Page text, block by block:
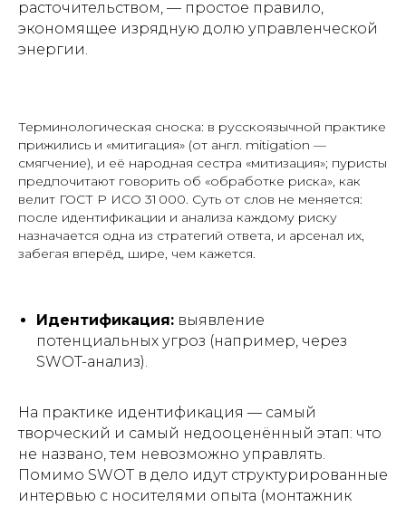
расточительством, — простое правило,
экономящее изрядную долю управленческой
энергии.
Терминологическая сноска: в русскоязычной практике
прижились и «митигация» (от англ. mitigation —
смягчение), и её народная сестра «митизация»; пуристы
предпочитают говорить об «обработке риска», как
велит ГОСТ Р ИСО 31 000. Суть от слов не меняется:
после идентификации и анализа каждому риску
назначается одна из стратегий ответа, и арсенал их,
забегая вперёд, шире, чем кажется.
Идентификация: выявление
потенциальных угроз (например, через
SWOT-анализ).
На практике идентификация — самый
творческий и самый недооценённый этап: что
не названо, тем невозможно управлять.
Помимо SWOT в дело идут структурированные
интервью с носителями опыта (монтажник